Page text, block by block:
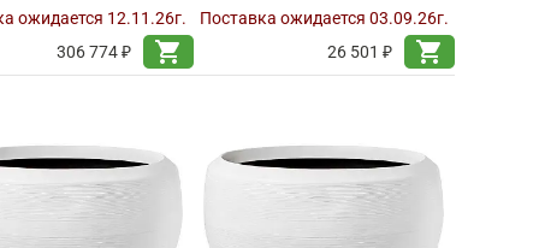
ожидается 12.11.26г.
306 774 ₽
shopping_cart
Поставка ожидается 03.09.26г.
26 501 ₽
shopping_cart